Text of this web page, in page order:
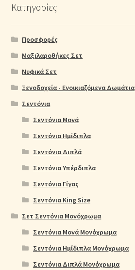
Κατηγορίες
Προσφορές
Μαξιλαροθήκες Σετ
Νυφικά Σετ
Ξενοδοχεία - Ενοικιαζόμενα Δωμάτια
Σεντόνια
Σεντόνια Μονά
Σεντόνια Ημίδιπλα
Σεντόνια Διπλά
Σεντόνια Υπέρδιπλα
Σεντόνια Γίγας
Σεντόνια King Size
Σετ Σεντόνια Μονόχρωμα
Σεντόνια Μονά Μονόχρωμα
Σεντόνια Ημίδιπλα Μονόχρωμα
Σεντόνια Διπλά Μονόχρωμα